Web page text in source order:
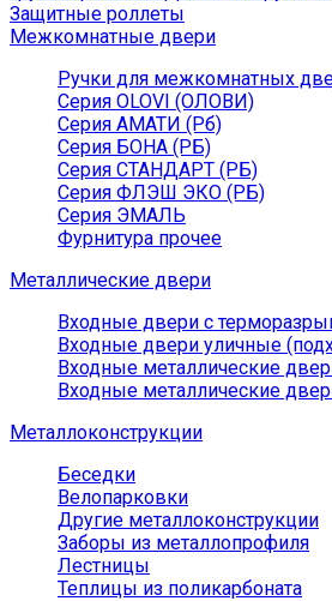
Защитные роллеты
Межкомнатные двери
Ручки для межкомнатных
Серия OLOVI (ОЛОВИ)
Серия АМАТИ (Рб)
Серия БОНА (РБ)
Серия СТАНДАРТ (РБ)
Серия ФЛЭШ ЭКО (РБ)
Серия ЭМАЛЬ
Фурнитура прочее
Металлические двери
Входные двери с
Входные двери уличные
Входные металлические
Входные металлические
Металлоконструкции
Беседки
Велопарковки
Другие металлоконструкции
Заборы из металлопрофиля
Лестницы
Теплицы из поликарбоната